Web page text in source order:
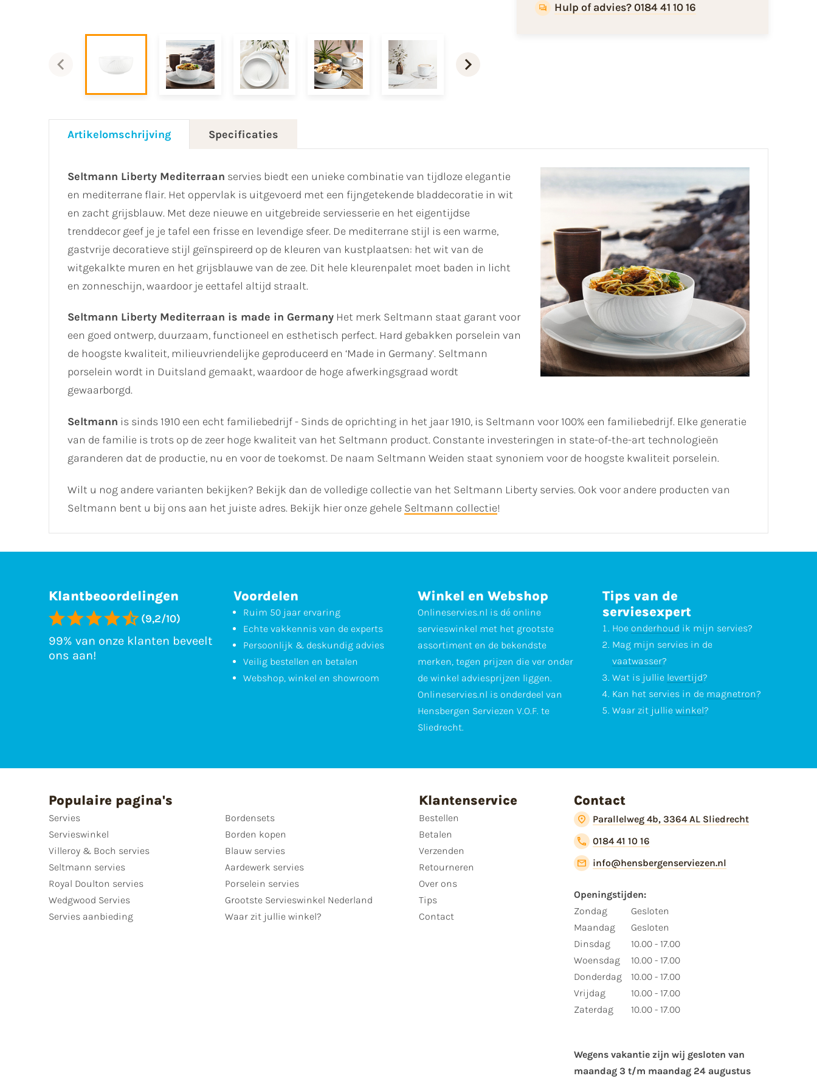
Hulp of advies? 0184 41 10 16
Artikelomschrijving Specificaties
Seltmann Liberty Mediterraan servies biedt een unieke combinatie van tijdloze elegantie
en mediterrane flair. Het oppervlak is uitgevoerd met een fijngetekende bladdecoratie in wit
en zacht grijsblauw. Met deze nieuwe en uitgebreide serviesserie en het eigentijdse
trenddecor geef je je tafel een frisse en levendige sfeer. De mediterrane stijl is een warme,
gastvrije decoratieve stijl geïnspireerd op de kleuren van kustplaatsen: het wit van de
witgekalkte muren en het grijsblauwe van de zee. Dit hele kleurenpalet moet baden in licht
en zonneschijn, waardoor je eettafel altijd straalt.
Seltmann Liberty Mediterraan is made in Germany Het merk Seltmann staat garant voor
een goed ontwerp, duurzaam, functioneel en esthetisch perfect. Hard gebakken porselein van
de hoogste kwaliteit, milieuvriendelijke geproduceerd en ‘Made in Germany’. Seltmann
porselein wordt in Duitsland gemaakt, waardoor de hoge afwerkingsgraad wordt
gewaarborgd.
Seltmann is sinds 1910 een echt familiebedrijf - Sinds de oprichting in het jaar 1910, is Seltmann voor 100% een familiebedrijf. Elke generatie
van de familie is trots op de zeer hoge kwaliteit van het Seltmann product. Constante investeringen in state-of-the-art technologieën
garanderen dat de productie, nu en voor de toekomst. De naam Seltmann Weiden staat synoniem voor de hoogste kwaliteit porselein.
Wilt u nog andere varianten bekijken? Bekijk dan de volledige collectie van het Seltmann Liberty servies. Ook voor andere producten van
Seltmann bent u bij ons aan het juiste adres. Bekijk hier onze gehele Seltmann collectie!
Klantbeoordelingen
(9,2/10)
99% van onze klanten beveelt
ons aan!
Voordelen
Ruim 50 jaar ervaring
Echte vakkennis van de experts
Persoonlijk & deskundig advies
Veilig bestellen en betalen
Webshop, winkel en showroom
Winkel en Webshop
Onlineservies.nl is dé online
servieswinkel met het grootste
assortiment en de bekendste
merken, tegen prijzen die ver onder
de winkel adviesprijzen liggen.
Onlineservies.nl is onderdeel van
Hensbergen Serviezen V.O.F. te
Sliedrecht.
Tips van de
serviesexpert
Hoe onderhoud ik mijn servies?
Mag mijn servies in de
vaatwasser?
Wat is jullie levertijd?
Kan het servies in de magnetron?
Waar zit jullie winkel?
Populaire pagina's
Servies
Servieswinkel
Villeroy & Boch servies
Seltmann servies
Royal Doulton servies
Wedgwood Servies
Servies aanbieding
Bordensets
Borden kopen
Blauw servies
Aardewerk servies
Porselein servies
Grootste Servieswinkel Nederland
Waar zit jullie winkel?
Klantenservice
Bestellen
Betalen
Verzenden
Retourneren
Over ons
Tips
Contact
Contact
Parallelweg 4b, 3364 AL Sliedrecht
0184 41 10 16
info@hensbergenserviezen.nl
Openingstijden:
Zondag
Maandag
Dinsdag
Woensdag
Donderdag
Vrijdag
Zaterdag
Gesloten
Gesloten
10.00 - 17.00
10.00 - 17.00
10.00 - 17.00
10.00 - 17.00
10.00 - 17.00
Wegens vakantie zijn wij gesloten van ​
maandag 3 t/m maandag 24 augustus